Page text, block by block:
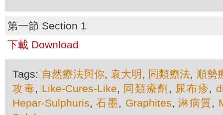
第一節 Section 1
下載 Download
Tags: 自然療法與你,袁大明 , 同類療法, 順勢
攻毒, Like-Cures-Like, 同類療劑 , 尿布疹,
Hepar-Sulphuris,石墨, Graphites,淋病質,